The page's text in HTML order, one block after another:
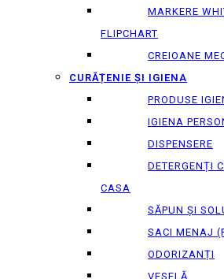
MARKERE
FLIPCHART
CREIOANE
CURĂȚENIE ȘI IGIENA
PRODUSE
IGIENA
DISPENSERE
DETERGENȚI
CASA
SĂPUN ȘI
SACI MENAJ
ODORIZANȚI
VESELĂ